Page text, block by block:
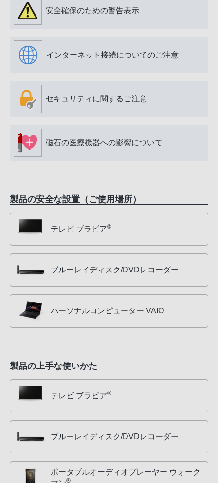
安全確保のための警告表示
インターネット接続についてのご注意
セキュリティに関するご注意
磁石の医療機器への影響について
製品の安全な設置（ご使用場所）
テレビ ブラビア®
ブルーレイディスク/DVDレコーダー
パーソナルコンピューター VAIO
製品の上手な使いかた
テレビ ブラビア®
ブルーレイディスク/DVDレコーダー
ポータブルオーディオプレーヤー ウォーク
®